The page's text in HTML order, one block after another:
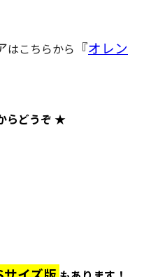
はこちらから 『オレン
らどうぞ ★